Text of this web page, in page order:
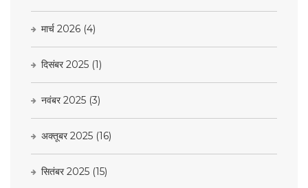
मार्च 2026 (4)
दिसंबर 2025 (1)
नवंबर 2025 (3)
अक्तूबर 2025 (16)
सितंबर 2025 (15)